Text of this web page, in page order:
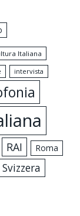
Italiana
intervista
RAI
Roma
Svizzera